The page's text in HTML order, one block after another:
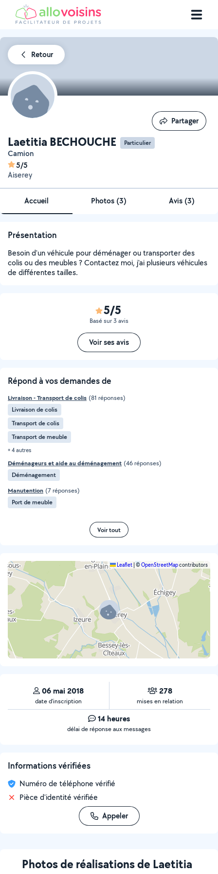
Retour
Laetitia BECHOUCHE Particulier
Camion
5/5
Aiserey
Partager
Partager
Accueil Photos (3) Avis (3)
Présentation
Besoin d'un véhicule pour déménager ou transporter des
colis ou des meubles ? Contactez moi, j'ai plusieurs véhicules
de différentes tailles.
5/5
Basé sur 3 avis
Voir ses avis
Répond à vos demandes de
Livraison - Transport de colis (81 réponses)
Livraison de colis
Transport de colis
Transport de meuble
+ 4 autres
Déménageurs et aide au déménagement (46 réponses)
Déménagement
Manutention (7 réponses)
Port de meuble
Voir tout
Leaflet ©OpenStreetMapcontributors
06 mai 2018
date d’inscription
278
mises en relation
14 heures
délai de réponse aux messages
Informations vérifiées
Numéro de téléphone vérifié
Pièce d'identité vérifiée
Appeler
Photos de réalisations de Laetitia